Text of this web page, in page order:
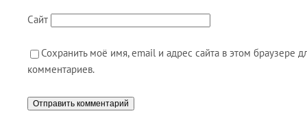
Сайт
Сохранить моё имя, email и адрес сайта в этом браузере
комментариев.